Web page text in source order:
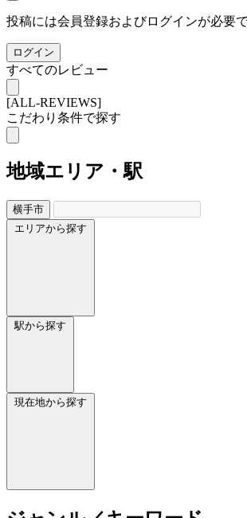
投稿には会員登録およびログインが必要
ログイン
すべてのレビュー
[ALL-REVIEWS]
こだわり条件で探す
地域エリア・駅
横手市
エリアから探す
駅から探す
現在地から探す